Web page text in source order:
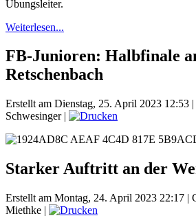
Übungsleiter.
Weiterlesen...
FB-Junioren: Halbfinale
Retschenbach
Erstellt am Dienstag, 25. April 2023 12:53 |
Schwesinger|
Starker Auftritt an der
Erstellt am Montag, 24. April 2023 22:17 |
Miethke |